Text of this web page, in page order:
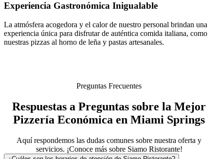
Experiencia Gastronómica Inigualable
La atmósfera acogedora y el calor de nuestro personal brindan una
experiencia única para disfrutar de auténtica comida italiana, como
nuestras pizzas al horno de leña y pastas artesanales.
Preguntas Frecuentes
Respuestas a Preguntas sobre la Mejor
Pizzería Económica en Miami Springs
Aquí respondemos las dudas comunes sobre nuestra oferta y
servicios. ¡Conoce más sobre Siamo Ristorante!